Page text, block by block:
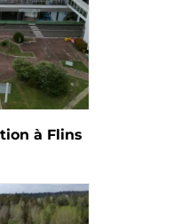
à Flins